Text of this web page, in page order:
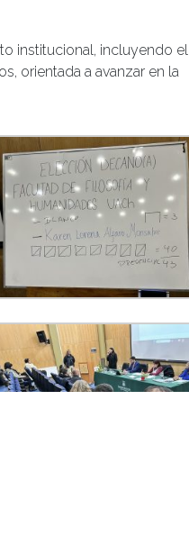
institucional, incluyendo el
orientada a avanzar en la